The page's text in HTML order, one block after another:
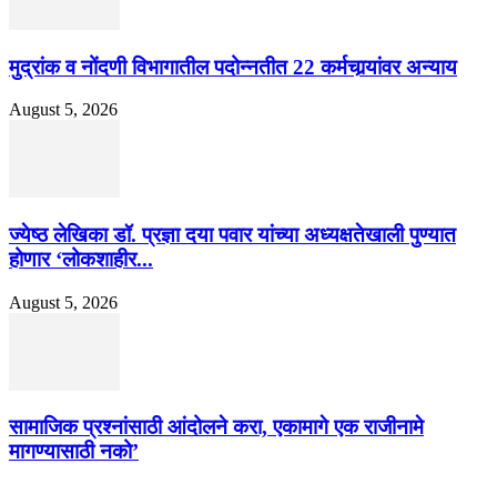
मुद्रांक व नोंदणी विभागातील पदोन्नतीत 22 कर्मचार्‍यांवर अन्याय
August 5, 2026
ज्येष्ठ लेखिका डॉ. प्रज्ञा दया पवार यांच्या अध्यक्षतेखाली पुण्यात
होणार ‘लोकशाहीर...
August 5, 2026
सामाजिक प्रश्नांसाठी आंदोलने करा, एकामागे एक राजीनामे
मागण्यासाठी नको’